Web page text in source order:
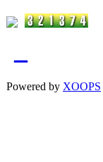
Powered by XOOPS